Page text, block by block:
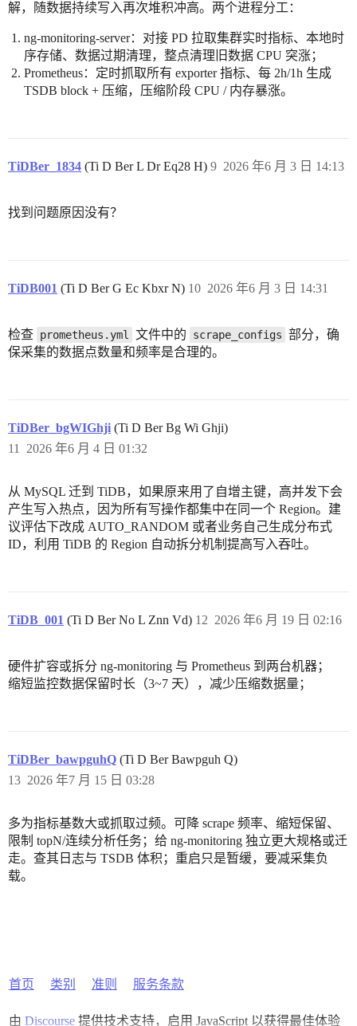
解，随数据持续写入再次堆积冲高。两个进程分工：
ng-monitoring-server：对接 PD 拉取集群实时指标、本地时
序存储、数据过期清理，整点清理旧数据 CPU 突涨；
Prometheus：定时抓取所有 exporter 指标、每 2h/1h 生成
TSDB block + 压缩，压缩阶段 CPU / 内存暴涨。
TiDBer_1834 (Ti D Ber L Dr Eq28 H) 2026 年6 月 3 日 14:13
9
找到问题原因没有？
TiDB001 (Ti D Ber G Ec Kbxr N) 2026 年6 月 3 日 14:31
10
检查 prometheus.yml 文件中的 scrape_configs 部分，确
保采集的数据点数量和频率是合理的。
TiDBer_bgWIGhji (Ti D Ber Bg Wi Ghji)
2026 年6 月 4 日 01:32
11
从 MySQL 迁到 TiDB，如果原来用了自增主键，高并发下会
产生写入热点，因为所有写操作都集中在同一个 Region。建
议评估下改成 AUTO_RANDOM 或者业务自己生成分布式
ID，利用 TiDB 的 Region 自动拆分机制提高写入吞吐。
TiDB_001 (Ti D Ber No L Znn Vd) 2026 年6 月 19 日 02:16
12
硬件扩容或拆分 ng-monitoring 与 Prometheus 到两台机器；
缩短监控数据保留时长（3~7 天），减少压缩数据量；
TiDBer_bawpguhQ (Ti D Ber Bawpguh Q)
2026 年7 月 15 日 03:28
13
多为指标基数大或抓取过频。可降 scrape 频率、缩短保留、
限制 topN/连续分析任务；给 ng-monitoring 独立更大规格或迁
走。查其日志与 TSDB 体积；重启只是暂缓，要减采集负
载。
首页 类别 准则 服务条款
由 Discourse提供技术支持，启用 JavaScript 以获得最佳体验